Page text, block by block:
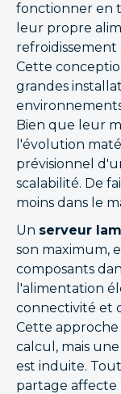
fonctionner en
leur propre
Cette
grandes
Bien que leur
l'évolution
prévisionnel
scalabilité. De
moins dans le
Un serveur
son maximum,
composants
l'alimentation
connectivité et
Cette approche
calcul, mais
est induite.
partage